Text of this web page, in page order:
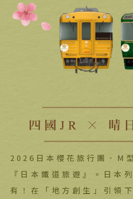
2026日本櫻花旅行團．M
『日本鐵道旅遊』。日本
有！在「地方創生」引領